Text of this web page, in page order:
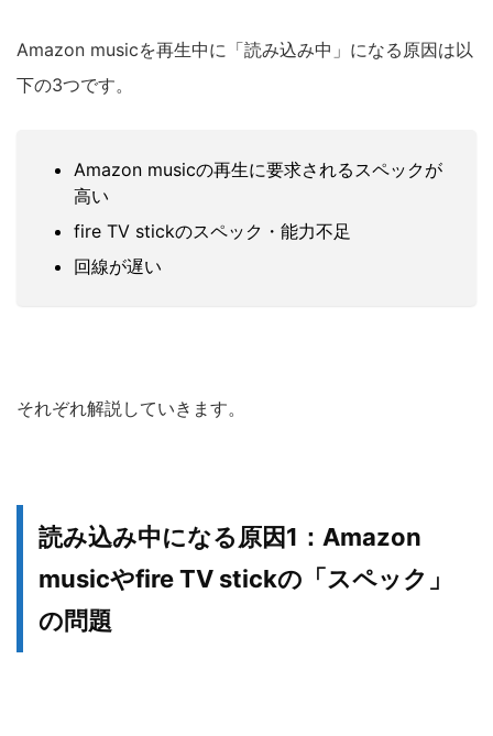
Amazon musicを再生中に「読み込み中」になる原因は以
下の3つです。
Amazon musicの再生に要求されるスペックが
高い
fire TV stickのスペック・能力不足
回線が遅い
それぞれ解説していきます。
読み込み中になる原因1：Amazon
musicやfire TV stickの「スペック」
の問題